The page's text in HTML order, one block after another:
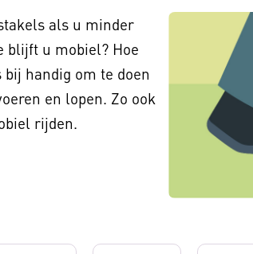
als u minder
blijft u mobiel? Hoe
handig om te doen
en lopen. Zo ook
rijden.